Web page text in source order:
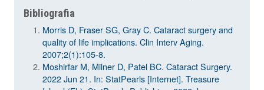
Bibliografia
Morris D, Fraser SG, Gray C. Cataract surgery and
quality of life implications. Clin Interv Aging.
2007;2(1):105-8.
Moshirfar M, Milner D, Patel BC. Cataract Surgery.
2022 Jun 21. In: StatPearls [Internet]. Treasure